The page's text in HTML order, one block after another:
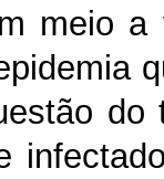
meio